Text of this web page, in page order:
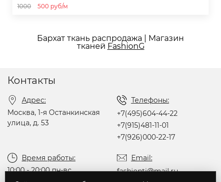
1000 500 руб/м
Бархат ткань распродажа | Магазин
тканей FashionG
Контакты
Адрес:
Москва, 1-я Останкинская
улица, д. 53
Телефоны:
+7(495)604-44-22
+7(915)481-11-01
+7(926)000-22-17
Время работы:
10:00 - 20:00 пн-вс
Email:
fashionti@mail.ru